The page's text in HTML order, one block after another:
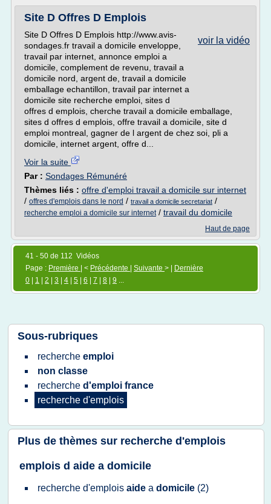
Site D Offres D Emplois
voir la vidéo
Site D Offres D Emplois http://www.avis-
sondages.fr travail a domicile enveloppe,
travail par internet, annonce emploi a
domicile, complement de revenu, travail a
domicile nord, argent de, travail a domicile
emballage echantillon, travail par internet a
domicile site recherche emploi, sites d
offres d emplois, cherche travail a domicile emballage,
sites d offres d emplois, offre travail a domicile, site d
emploi montreal, gagner de l argent de chez soi, pli a
domicile, internet argent, offre d...
Voir la suite
Par : Sondages Rémunéré
Thèmes liés : offre d'emploi travail a domicile sur internet
/ offres d'emplois dans le nord / travail a domicile secretariat /
recherche emploi a domicile sur internet/ travail du domicile
Haut de page
41 - 50 de 112 Vidéos
Page : Première | < Précédente Suivante > |
Dernière
0
1 2 3 4 5 6 7 8 9 ...
Sous-rubriques
recherche emploi
non classe
recherche d'emploi france
recherche d'emplois
Plus de thèmes sur recherche d'emplois
emplois d aide a domicile
recherche d'emplois aide a domicile (2)